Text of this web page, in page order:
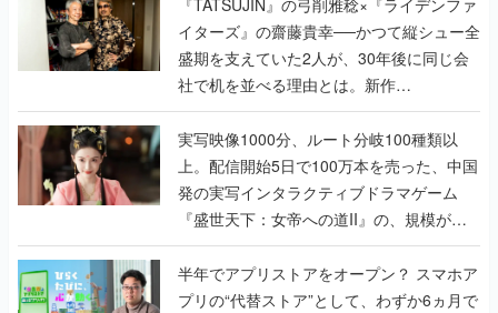
イターズ』の齋藤貴幸──かつて縦シュー全
盛期を支えていた2人が、30年後に同じ会
社で机を並べる理由とは。新作
『TATSUJIN EXTREME』で初タッグを組
んだレジェンド2人に訊く開発秘話
実写映像1000分、ルート分岐100種類以
上。配信開始5日で100万本を売った、中国
発の実写インタラクティブドラマゲーム
『盛世天下：女帝への道II』の、規模が違
うこだわりをプロデューサーに聞いた
半年でアプリストアをオープン？ スマホア
プリの“代替ストア”として、わずか6ヵ月で